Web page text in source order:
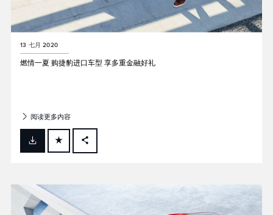
13 七月 2020
燃情一夏 购捷豹进口车型 享多重金融好礼
阅读更多内容
FACEBOOK